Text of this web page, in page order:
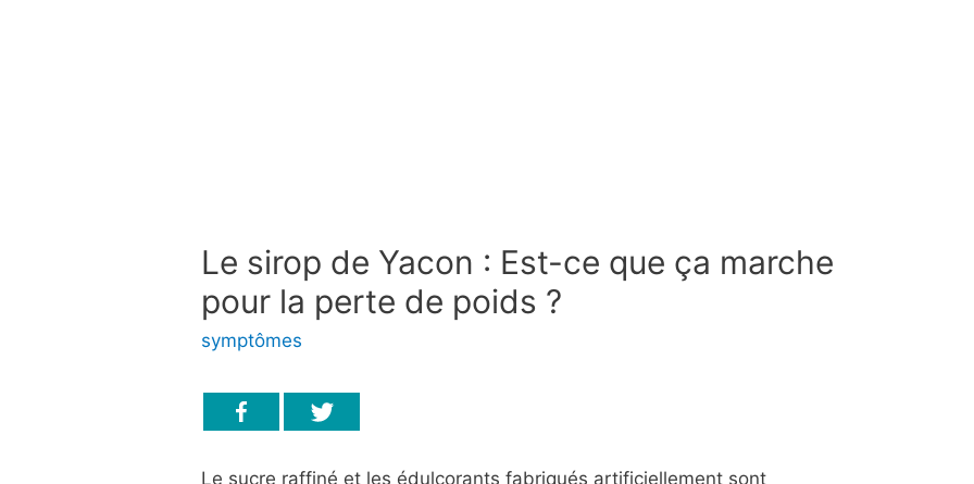
Le sirop de Yacon : Est-ce que ça marche
pour la perte de poids ?
symptômes
Le sucre raffiné et les édulcorants fabriqués artificiellement sont